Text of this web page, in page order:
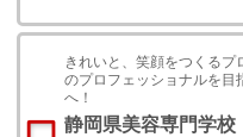
きれいと、笑顔をつくるプ
のプロフェッショナルを目
へ！
静岡県美容専門学校